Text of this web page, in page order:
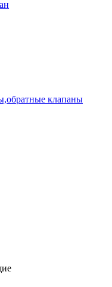
клапаны